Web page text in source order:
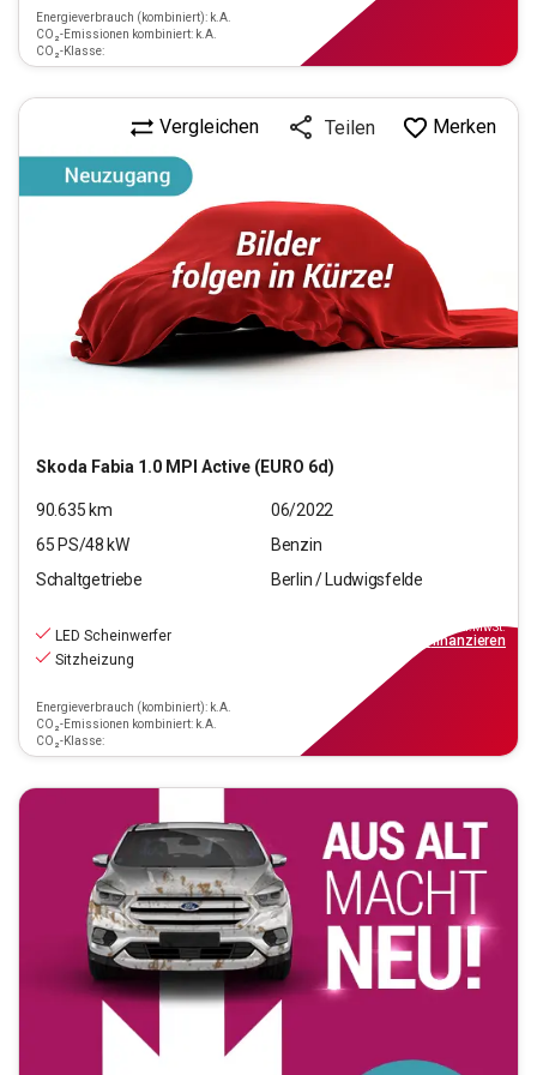
Energieverbrauch (kombiniert): k.A.
CO₂-Emissionen kombiniert: k.A.
CO₂-Klasse:
Skoda Fabia 1.0 MPI Active (EURO 6d)
Vergleichen Teilen Merken
90.635 km
06/2022
65 PS/48 kW
Benzin
Schaltgetriebe
Berlin / Ludwigsfelde
LED Scheinwerfer
Sitzheizung
Energieverbrauch (kombiniert): k.A.
CO₂-Emissionen kombiniert: k.A.
CO₂-Klasse:
inkl.MwSt.
finanzieren